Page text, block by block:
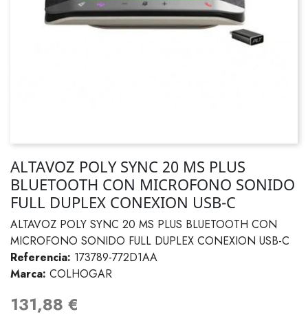
ALTAVOZ POLY SYNC 20 MS PLUS
BLUETOOTH CON MICROFONO SONIDO
FULL DUPLEX CONEXION USB-C
ALTAVOZ POLY SYNC 20 MS PLUS BLUETOOTH CON
MICROFONO SONIDO FULL DUPLEX CONEXION USB-C
Referencia: 173789-772D1AA
Marca: COLHOGAR
131,88 €